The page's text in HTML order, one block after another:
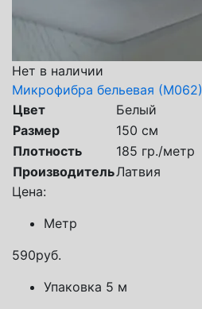
Нет в наличии
Микрофибра бельевая (М062)
Цвет
Белый
Размер
150 см
Плотность
185 гр./метр
ПроизводительЛатвия
Цена:
Метр
590руб.
Упаковка 5 м